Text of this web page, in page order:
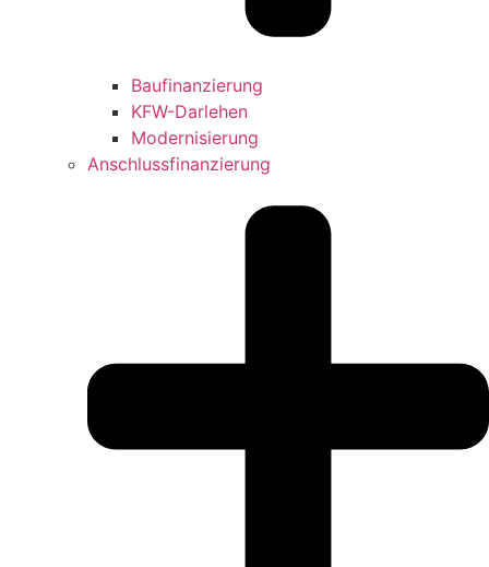
Baufinanzierung
KFW-Darlehen
Modernisierung
Anschlussfinanzierung